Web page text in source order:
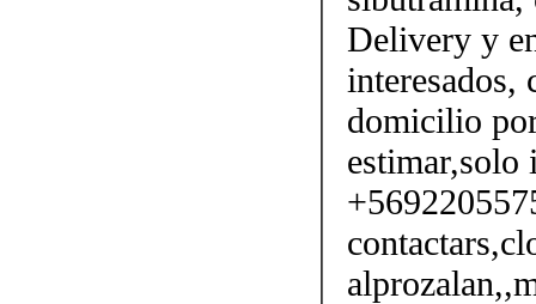
Delivery y
interesados,
domicilio
estimar,solo